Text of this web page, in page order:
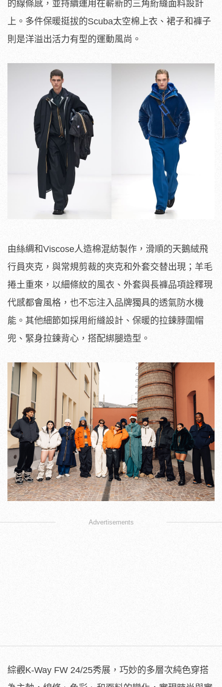
則是洋溢出活力有型的運動風尚。
行員夾克，與常規剪裁的夾克和外套交替出現；羊毛
捲土重來，以細條紋的風衣、外套與長褲品項詮釋現
代感都會風格，也不忘注入品牌獨具的透氣防水機
能。其他細節如採用絎縫設計、保暖的拉鍊脖圍帽
兜、緊身拉鍊背心，搭配綁腿造型。
Advertisements
綜觀K-Way FW 24/25秀展，巧妙的多層次純色穿搭
為主軸，線條、色彩、和面料的變化，實現時尚與實
用兼備訴求。除了一覽時尚潮流，亦見證品牌為永續